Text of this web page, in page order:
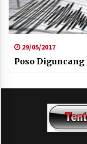
29/05/2017
Poso Diguncang